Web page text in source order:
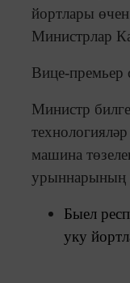
йортлары
Министрлар
Вице-премьер
Министр
машина
урыннарының
Быел
уку